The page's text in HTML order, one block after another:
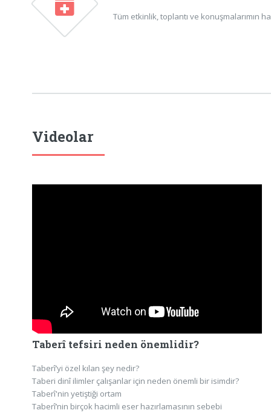
Tüm etkinlik, toplantı ve konuşmalarımın
Videolar
Taberî tefsiri neden önemlidir?
Taberî’yi özel kılan şey nedir?
Taberi dinî ilimler çalışanlar için neden önemli bir isimdir?
Taberî'nin yetiştiği ortam
Taberî’nin birçok hacimli eser hazırlamasının sebebi